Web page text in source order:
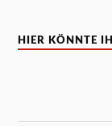
HIER KÖNNTE